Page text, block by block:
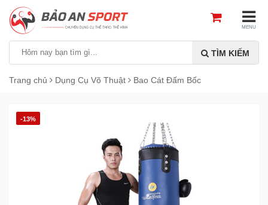
MENU
TÌM KIẾM
Trang chủ Dụng Cụ Võ Thuật Bao Cát Đấm Bốc
-13%